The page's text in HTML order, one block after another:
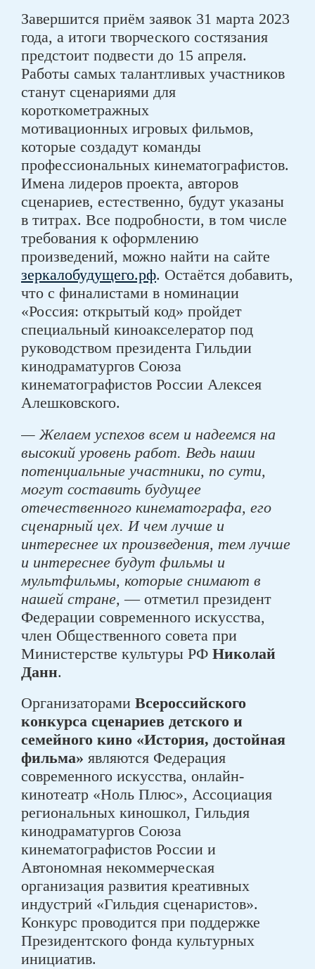
Завершится приём заявок 31 марта 2023
года, а итоги творческого состязания
предстоит подвести до 15 апреля.
Работы самых талантливых участников
станут сценариями для
короткометражных
мотивационных игровых фильмов,
которые создадут команды
профессиональных кинематографистов.
Имена лидеров проекта, авторов
сценариев, естественно, будут указаны
в титрах. Все подробности, в том числе
требования к оформлению
произведений, можно найти на сайте
зеркалобудущего.рф. Остаётся добавить,
что с финалистами в номинации
«Россия: открытый код» пройдет
специальный киноакселератор под
руководством президента Гильдии
кинодраматургов Союза
кинематографистов России Алексея
Алешковского.
— Желаем успехов всем и надеемся на
высокий уровень работ. Ведь наши
потенциальные участники, по сути,
могут составить будущее
отечественного кинематографа, его
сценарный цех. И чем лучше и
интереснее их произведения, тем лучше
и интереснее будут фильмы и
мультфильмы, которые снимают в
нашей стране, — отметил президент
Федерации современного искусства,
член Общественного совета при
Министерстве культуры РФ Николай
Данн.
Организаторами Всероссийского
конкурса сценариев детского и
семейного кино «История, достойная
фильма» являются Федерация
современного искусства, онлайн-
кинотеатр «Ноль Плюс», Ассоциация
региональных киношкол, Гильдия
кинодраматургов Союза
кинематографистов России и
Автономная некоммерческая
организация развития креативных
индустрий «Гильдия сценаристов».
Конкурс проводится при поддержке
Президентского фонда культурных
инициатив.